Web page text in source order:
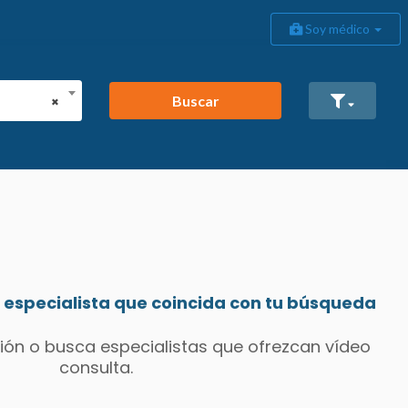
Soy médico
× Buscar
que coincida con tu búsqueda
o busca especialistas que ofrezcan vídeo
consulta.